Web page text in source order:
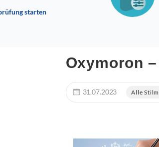
starten
Oxymoron
31.07.2023 Alle